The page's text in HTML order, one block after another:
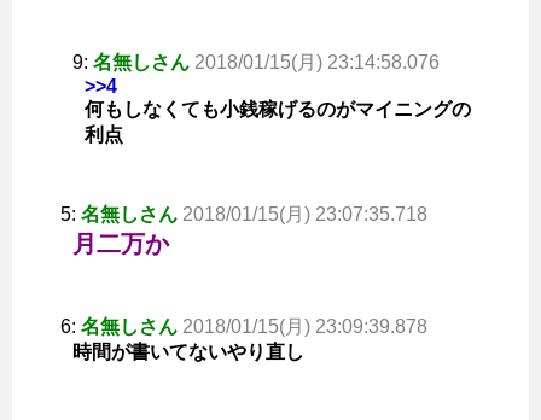
9: 名無しさん 2018/01/15(月) 23:14:58.076
>>4
何もしなくても小銭稼げるのがマイニングの
利点
5: 名無しさん 2018/01/15(月) 23:07:35.718
月二万か
6: 名無しさん 2018/01/15(月) 23:09:39.878
時間が書いてないやり直し